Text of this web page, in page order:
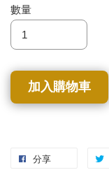
數量
加入購物車
分享